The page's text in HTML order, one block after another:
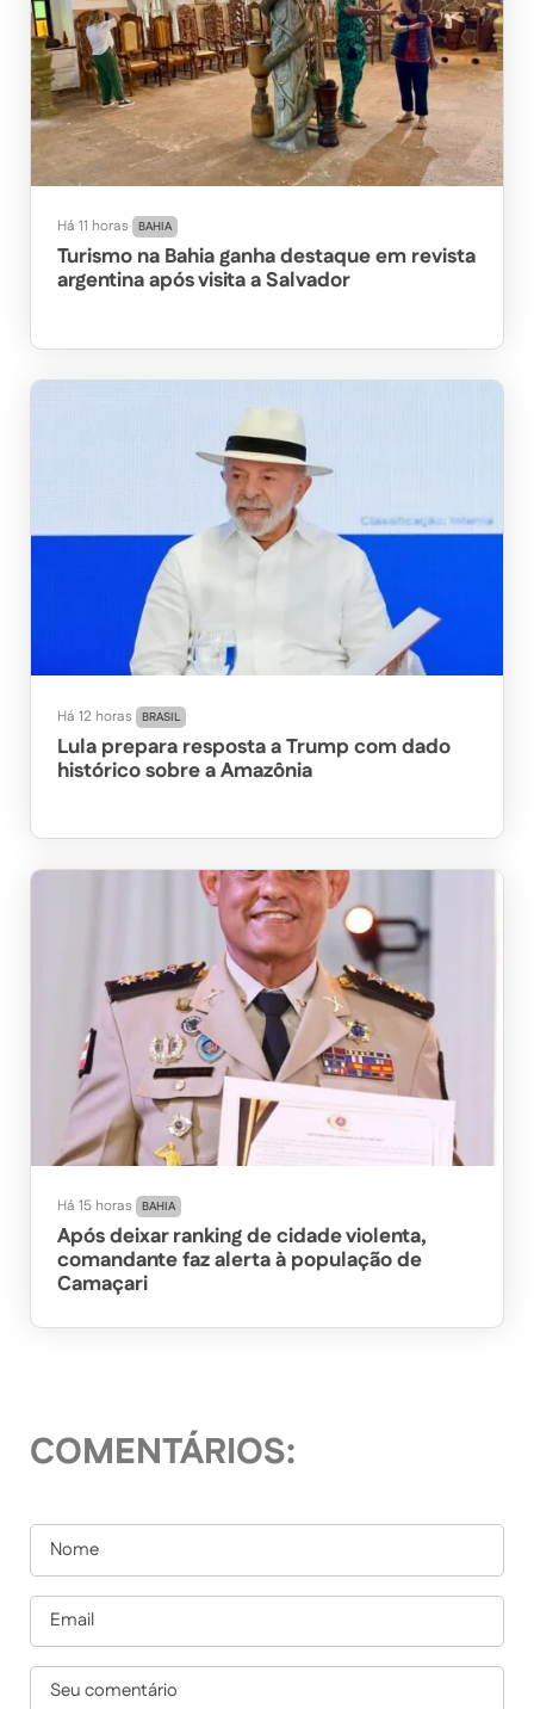
Há 11 horas BAHIA
Turismo na Bahia ganha destaque em revista
argentina após visita a Salvador
Há 12 horas BRASIL
Lula prepara resposta a Trump com dado
histórico sobre a Amazônia
Há 15 horas BAHIA
Após deixar ranking de cidade violenta,
comandante faz alerta à população de
Camaçari
COMENTÁRIOS: